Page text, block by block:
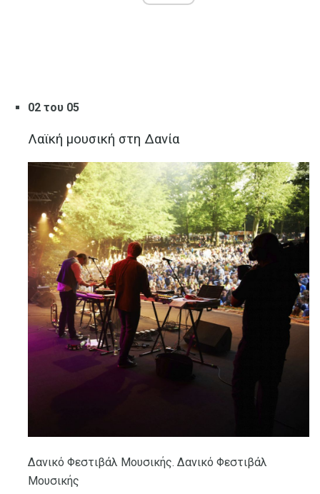
02 του 05
Λαϊκή μουσική στη Δανία
Δανικό Φεστιβάλ Μουσικής. Δανικό Φεστιβάλ
Μουσικής